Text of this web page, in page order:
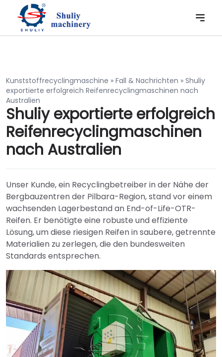
Kunststoffrecyclingmaschine » Fall & Nachrichten » Shuliy
exportierte erfolgreich Reifenrecyclingmaschinen nach
Australien
Shuliy exportierte erfolgreich
Reifenrecyclingmaschinen
nach Australien
Unser Kunde, ein Recyclingbetreiber in der Nähe der
Bergbauzentren der Pilbara-Region, stand vor einem
wachsenden Lagerbestand an End-of-Life-OTR-
Reifen. Er benötigte eine robuste und effiziente
Lösung, um diese riesigen Reifen in saubere, getrennte
Materialien zu zerlegen, die den bundesweiten
Standards entsprechen.